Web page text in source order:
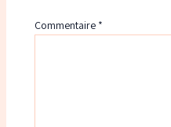
Commentaire *